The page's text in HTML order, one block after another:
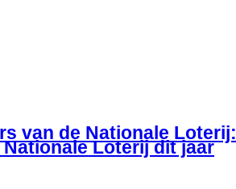
van de Nationale Loterij:
Loterij dit jaar